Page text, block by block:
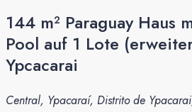
144 m² Paraguay Haus
Pool auf 1 Lote
Ypcacarai
Central, Ypacaraí, Distrito de